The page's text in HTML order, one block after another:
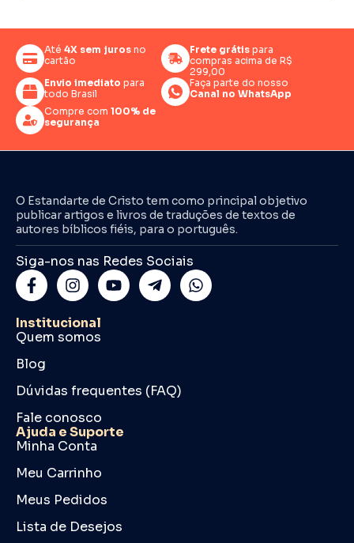
Até 4X sem juros no
cartão
Frete grátispara
compras acima de R$
299,00
Envio imediato para
todo Brasil
Faça parte do nosso
Canal no WhatsApp
Compre com 100% de
segurança
O Estandarte de Cristo tem como principal objetivo
publicar artigos e livros de traduções de textos de
autores bíblicos fiéis, para o português.
Siga-nos nas Redes Sociais
Institucional
Quem somos
Blog
Dúvidas frequentes (FAQ)
Fale conosco
Ajuda e Suporte
Minha Conta
Meu Carrinho
Meus Pedidos
Lista de Desejos